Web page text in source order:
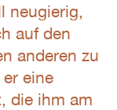
neugierig,
auf den
anderen zu
eine
die ihm am